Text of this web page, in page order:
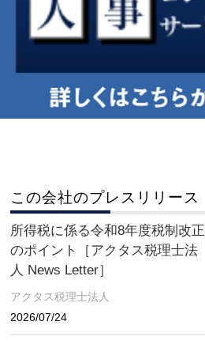
この会社のプレスリリース
所得税に係る令和8年度税制改正
のポイント［アクタス税理士法
人 News Letter］
アクタス税理士法人
2026/07/24